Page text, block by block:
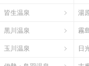
皆生温泉 湯
黒川温泉 霧
玉川温泉 日